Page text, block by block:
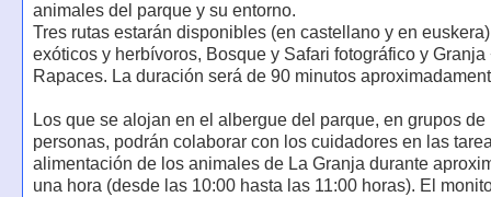
animales del parque y su entorno.
Tres rutas estarán disponibles (en castellano y en
exóticos y herbívoros, Bosque y Safari fotográfico y Granja
Rapaces. La duración será de 90 minutos
Los que se alojan en el albergue del parque, en grupos de
personas, podrán colaborar con los cuidadores en las
alimentación de los animales de La Granja durante
una hora (desde las 10:00 hasta las 11:00 horas). El